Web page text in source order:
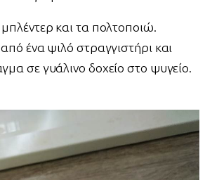
και τα πολτοποιώ.
ένα ψιλό στραγγιστήρι και
σε γυάλινο δοχείο στο ψυγείο.